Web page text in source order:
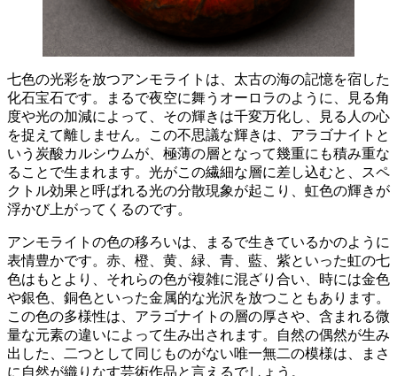
七色の光彩を放つアンモライトは、太古の海の記憶を宿した
化石宝石です。
まるで夜空に舞うオーロラのように、見る角
度や光の加減によって、その輝きは千変万化し、見る人の心
を捉えて離しません。この不思議な輝きは、 アラゴナイトと
いう炭酸カルシウムが、極薄の層となって幾重にも積み重な
ることで生まれます。光がこの繊細な層に差し込むと、スペ
クトル効果と呼ばれる光の分散現象が起こり、虹色の輝きが
浮かび上がってくるのです。
アンモライトの色の移ろいは、まるで生きているかのように
表情豊かです。赤、橙、黄、緑、青、藍、紫といった虹の七
色はもとより、それらの色が複雑に混ざり合い、時には金色
や銀色、銅色といった金属的な光沢を放つこともあります。
この色の多様性は、アラゴナイトの層の厚さや、含まれる微
量な元素の違いによって生み出されます。自然の偶然が生み
出した、 二つとして同じものがない唯一無二の模様は、まさ
に自然が織りなす芸術作品と言えるでしょう 。